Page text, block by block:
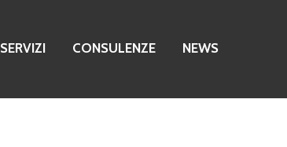
SERVIZI CONSULENZE NEWS